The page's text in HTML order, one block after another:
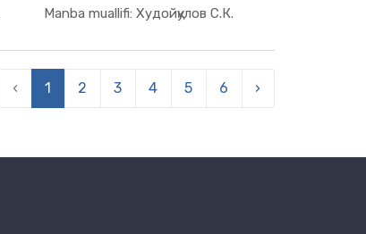
Manba muallifi: Худойқулов С.К.
In Moliya,...
‹ 1 2 3 4 5 6 ›